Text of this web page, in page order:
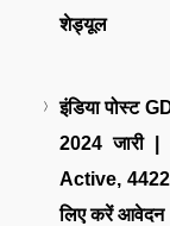
शेड्यूल
इंडिया पोस्ट
2024 जारी
Active,
लिए करें आवेदन